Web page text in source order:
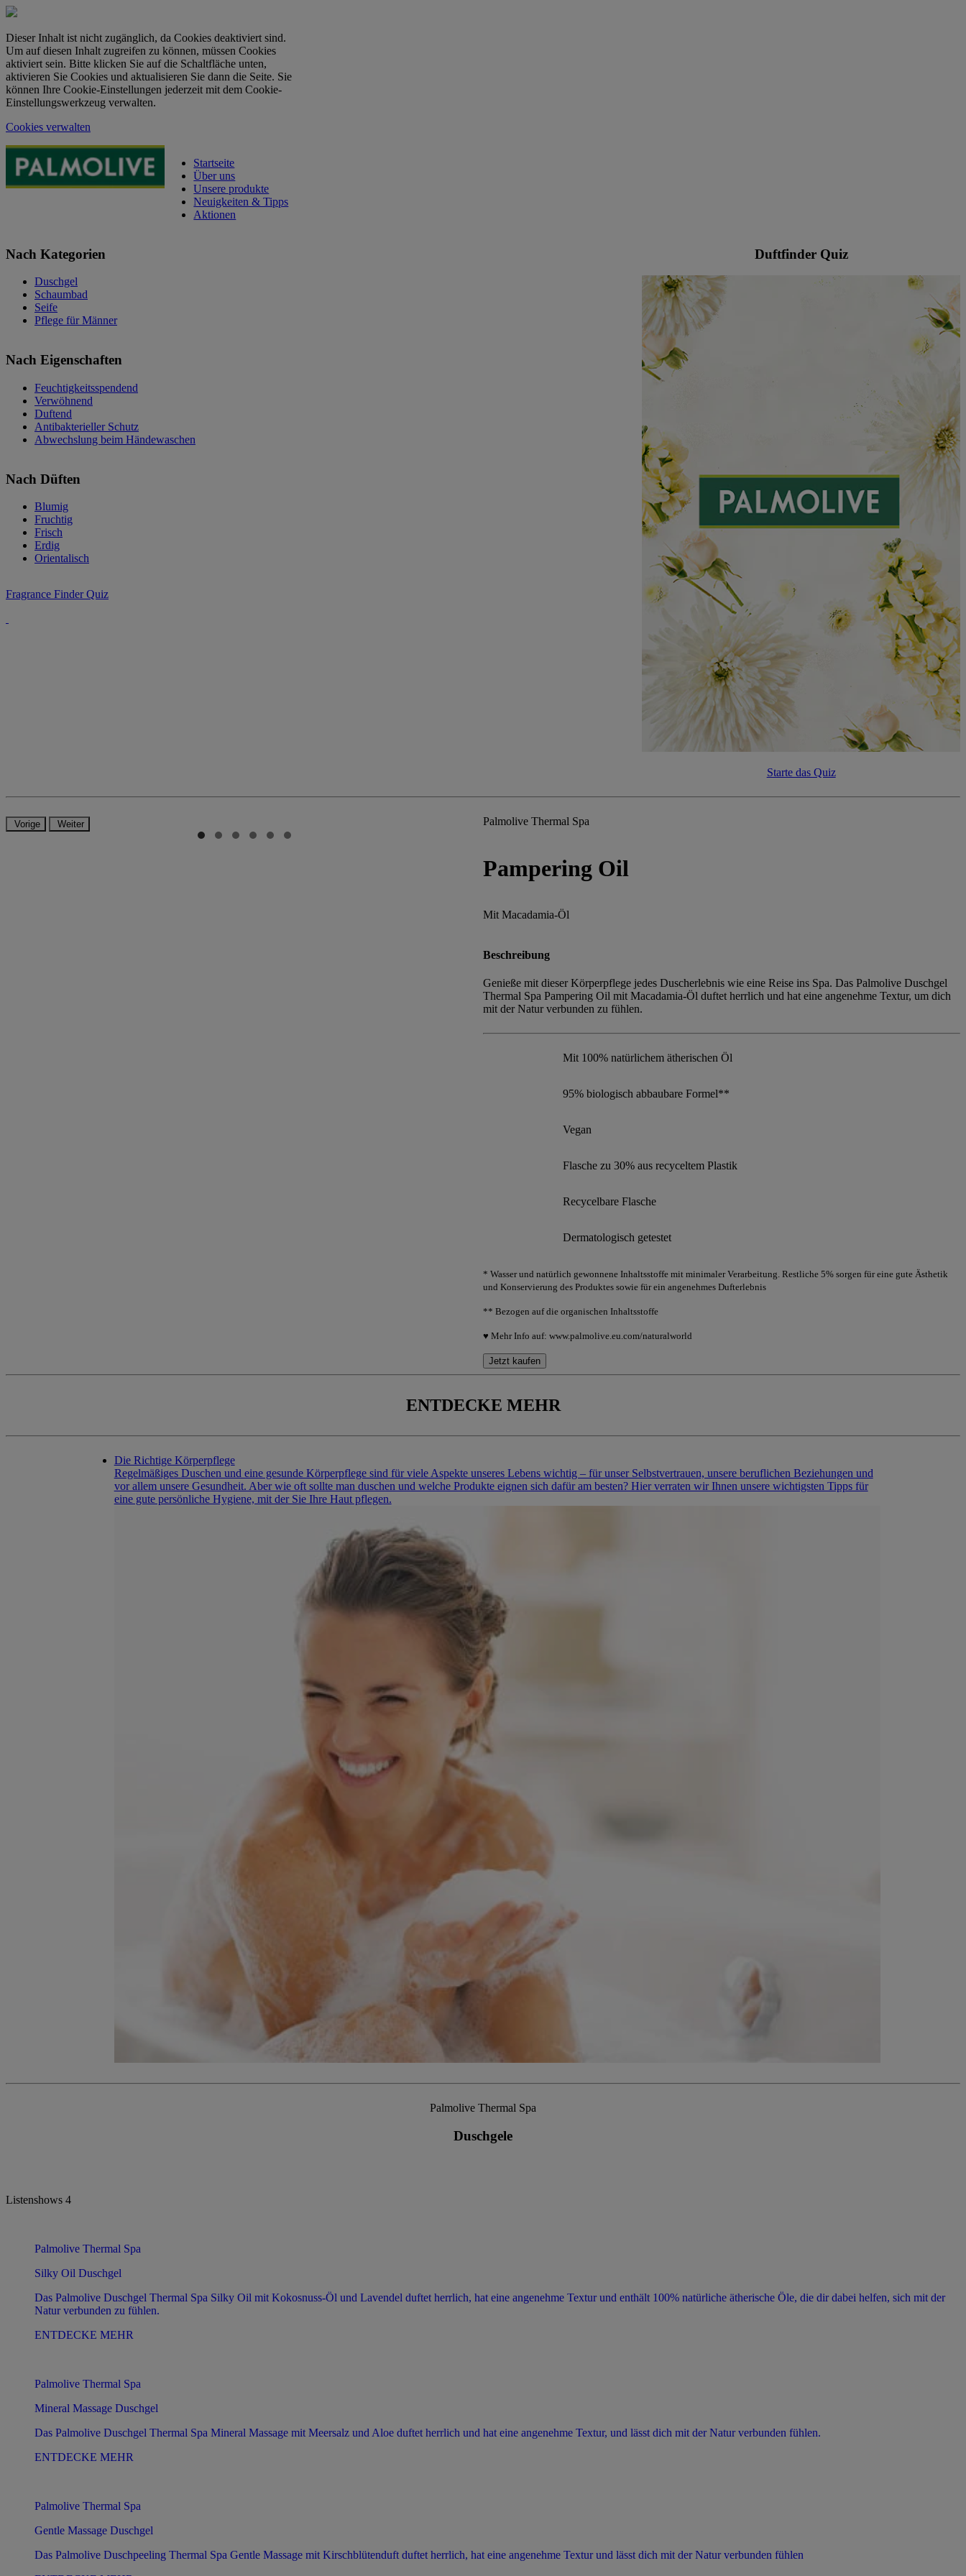
Dieser Inhalt ist nicht zugänglich, da Cookies deaktiviert sind.
Um auf diesen Inhalt zugreifen zu können, müssen Cookies
aktiviert sein. Bitte klicken Sie auf die Schaltfläche unten,
aktivieren Sie Cookies und aktualisieren Sie dann die Seite. Sie
können Ihre Cookie-Einstellungen jederzeit mit dem Cookie-
Einstellungswerkzeug verwalten.
Cookies verwalten
Startseite
Über uns
Unsere produkte
Neuigkeiten & Tipps
Aktionen
Nach Kategorien
Duschgel
Schaumbad
Seife
Pflege für Männer
Nach Eigenschaften
Feuchtigkeitsspendend
Verwöhnend
Duftend
Antibakterieller Schutz
Abwechslung beim Händewaschen
Nach Düften
Blumig
Fruchtig
Frisch
Erdig
Orientalisch
Fragrance Finder Quiz
Duftfinder Quiz
Starte das Quiz
Vorige Weiter Palmolive Thermal Spa
Pampering Oil
Mit Macadamia-Öl
Beschreibung
Genieße mit dieser Körperpflege jedes Duscherlebnis wie eine Reise ins Spa. Das Palmolive Duschgel
Thermal Spa Pampering Oil mit Macadamia-Öl duftet herrlich und hat eine angenehme Textur, um dich
mit der Natur verbunden zu fühlen.
Mit 100% natürlichem ätherischen Öl
95% biologisch abbaubare Formel**
Vegan
Flasche zu 30% aus recyceltem Plastik
Recycelbare Flasche
Dermatologisch getestet
* Wasser und natürlich gewonnene Inhaltsstoffe mit minimaler Verarbeitung. Restliche 5% sorgen für eine gute Ästhetik
und Konservierung des Produktes sowie für ein angenehmes Dufterlebnis
** Bezogen auf die organischen Inhaltsstoffe
♥ Mehr Info auf: www.palmolive.eu.com/naturalworld
Jetzt kaufen
ENTDECKE MEHR
Die Richtige Körperpflege
Regelmäßiges Duschen und eine gesunde Körperpflege sind für viele Aspekte unseres Lebens wichtig – für unser Selbstvertrauen, unsere beruflichen Beziehungen und
vor allem unsere Gesundheit. Aber wie oft sollte man duschen und welche Produkte eignen sich dafür am besten? Hier verraten wir Ihnen unsere wichtigsten Tipps für
eine gute persönliche Hygiene, mit der Sie Ihre Haut pflegen.
Palmolive Thermal Spa
Duschgele
Listenshows 4
Palmolive Thermal Spa
Silky Oil Duschgel
Das Palmolive Duschgel Thermal Spa Silky Oil mit Kokosnuss-Öl und Lavendel duftet herrlich, hat eine angenehme Textur und enthält 100% natürliche ätherische Öle, die dir dabei helfen, sich mit der
Natur verbunden zu fühlen.
ENTDECKE MEHR
Palmolive Thermal Spa
Mineral Massage Duschgel
Das Palmolive Duschgel Thermal Spa Mineral Massage mit Meersalz und Aloe duftet herrlich und hat eine angenehme Textur, und lässt dich mit der Natur verbunden fühlen.
ENTDECKE MEHR
Palmolive Thermal Spa
Gentle Massage Duschgel
Das Palmolive Duschpeeling Thermal Spa Gentle Massage mit Kirschblütenduft duftet herrlich, hat eine angenehme Textur und lässt dich mit der Natur verbunden fühlen